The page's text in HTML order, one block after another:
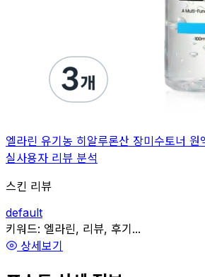
엘라린 유기농 히알루론산 장미수토너 원
실사용자 리뷰 분석
스킨 리뷰
default
관련
키워드: 엘라린, 리뷰, 후기...
상세보기